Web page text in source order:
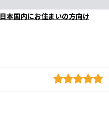
日本国内にお住まいの方向け